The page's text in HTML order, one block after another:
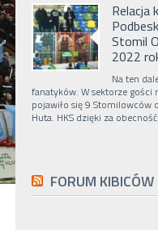
Relacja
Stomil
2022
Na ten
fanatyków. W sektorze gości
pojawiło się 9 Stomilowców
Huta. HKS dzięki za obecność!
FORUM KIBICÓW